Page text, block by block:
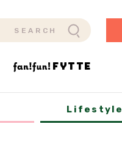
FYTTE
Lifestyle